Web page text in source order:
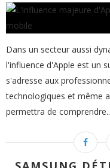
Dans un secteur aussi
l'influence d'Apple est un
s'adresse aux
technologiques et même
permettra de